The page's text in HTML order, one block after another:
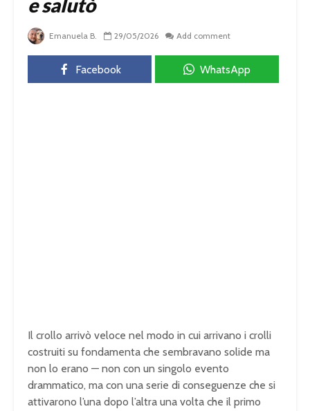
e salutò
Emanuela B. 29/05/2026 Add comment
Facebook WhatsApp
Il crollo arrivò veloce nel modo in cui arrivano i crolli
costruiti su fondamenta che sembravano solide ma
non lo erano — non con un singolo evento
drammatico, ma con una serie di conseguenze che si
attivarono l’una dopo l’altra una volta che il primo